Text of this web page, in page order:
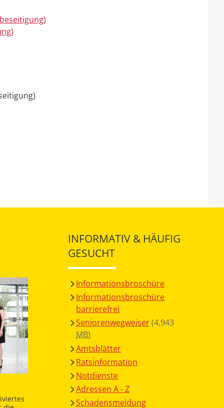
INFORMATIV & HÄUFIG
GESUCHT
Informationsbroschüre
Informationsbroschüre
barrierefrei
Seniorenwegweiser(4,943
MB)
Amtsblätter
Ratsinformation
Notdienste
Adressen A - Z
Schadensmeldung